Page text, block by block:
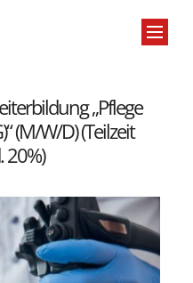
„Pflege
(M/W/D) (Teilzeit
20%)